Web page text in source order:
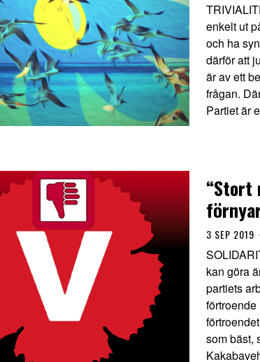
enkelt ut
och ha
därför att
är av ett
frågan.
Partiet är
“Stort
3 SEP 2019
kan göra
partiets
som bäst,